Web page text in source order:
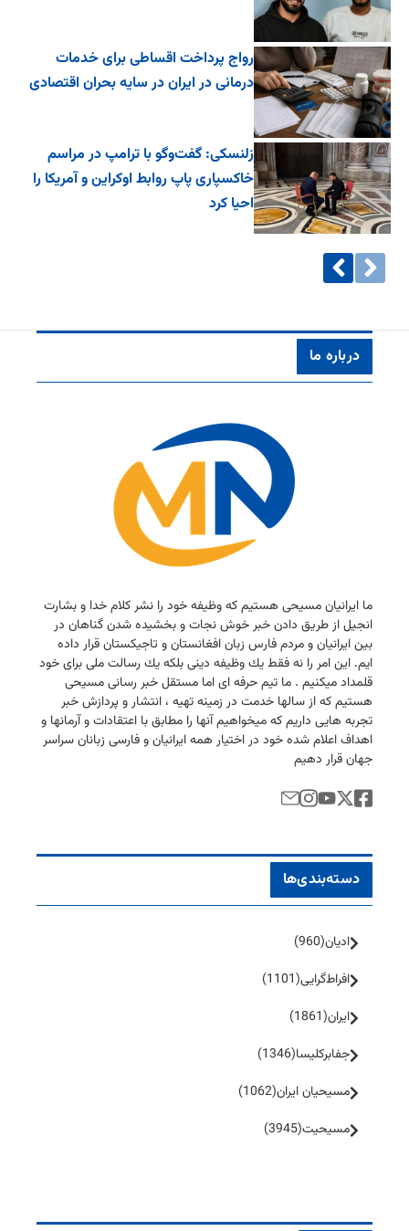
رواج پرداخت اقساطی برای خدمات
درمانی در ایران در سایه بحران اقتصادی
زلنسکی: گفت‌وگو با ترامپ در مراسم
خاکسپاری پاپ روابط اوکراین و آمریکا را
احیا کرد
درباره ما
ما ایرانیان مسیحی هستیم كه وظیفه خود را نشر كلام خدا و بشارت
انجیل از طریق دادن خبر خوش نجات و بخشیده شدن گناهان در
بین ایرانیان و مردم فارس زبان افغانستان و تاجیكستان قرار داده
ایم. این امر را نه فقط یك وظیفه دینی بلكه یك رسالت ملی برای خود
قلمداد میكنیم . ما تیم حرفه ای اما مستقل خبر رسانی مسیحی
هستیم كه از سالها خدمت در زمینه تهیه ، انتشار و پردازش خبر
تجربه هایی داریم كه میخواهیم آنها را مطابق با اعتقادات و آرمانها و
اهداف اعلام شده خود در اختیار همه ایرانیان و فارسی زبانان سراسر
جهان قرار دهیم
دسته‌بندی‌ها
ادیان(960)
افراط‌گرایی(1101)
ایران(1861)
جفا‌بر‌کلیسا(1346)
مسیحیان ایران(1062)
مسیحیت(3945)